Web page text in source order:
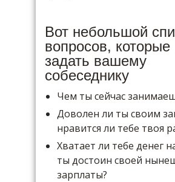
Вот небольшой
вопросов,
задать вашему
собеседнику
Чем ты сейчас
Доволен ли ты своим
нравится ли тебе твоя
Хватает ли тебе денег
ты достоин своей
зарплаты?